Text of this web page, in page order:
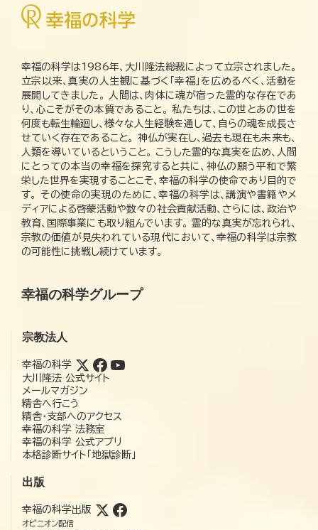
幸福の科学は1986年、大川隆法総裁によって立宗されました。
立宗以来、真実の人生観に基づく「幸福」を広めるべく、活動を
展開してきました。 人間は、肉体に魂が宿った霊的な存在であ
り、心こそがその本質であること。 私たちは、この世とあの世を
何度も転生輪廻し、様々な人生経験を通して、自らの魂を成長さ
せていく存在であること。 神仏が実在し、過去も現在も未来も、
人類を導いているということ。 こうした霊的な真実を広め、人間
にとっての本当の幸福を探究すると共に、神仏の願う平和で繁
栄した世界を実現することこそ、幸福の科学の使命であり目的で
す。 その使命の実現のために、幸福の科学は、講演や書籍やメ
ディアによる啓蒙活動や数々の社会貢献活動、さらには、政治や
教育、国際事業にも取り組んでいます。 霊的な真実が忘れられ、
宗教の価値が見失われている現代において、幸福の科学は宗教
の可能性に挑戦し続けています。
幸福の科学グループ
宗教法人
幸福の科学
大川隆法 公式サイト
メールマガジン
精舎へ行こう
精舎・支部へのアクセス
幸福の科学 法務室
幸福の科学 公式アプリ
本格診断サイト「地獄診断」
出版
幸福の科学出版
オピニオン配信